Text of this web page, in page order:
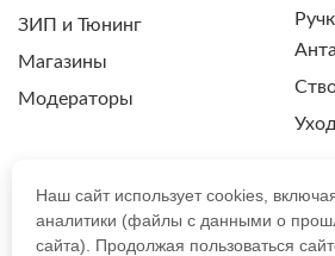
ЗИП и Тюнинг
Магазины
Модераторы
ПОЛИТИКА
Наш сайт использует cookies,
аналитики (файлы с данными о
сайта). Продолжая пользоваться